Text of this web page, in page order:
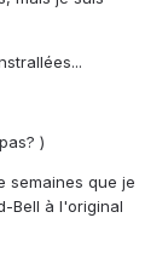
)
semaines que je
Bell à l'original